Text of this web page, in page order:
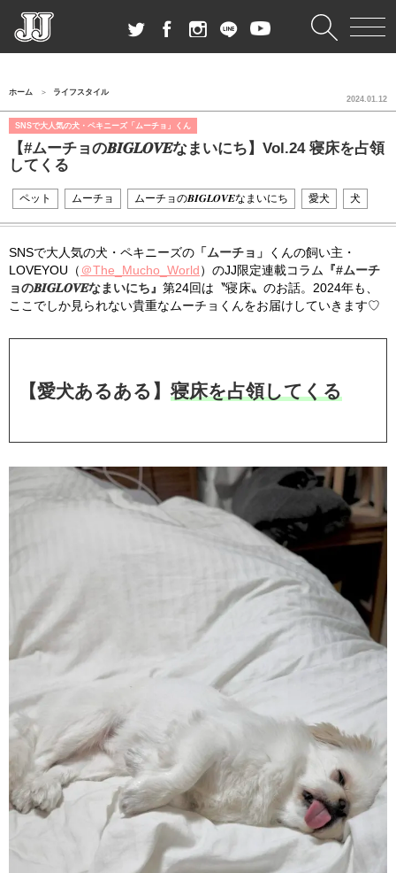
ホーム ライフスタイル
SNSで大人気の犬・ペキニーズ「ムーチョ」くん
【#ムーチョの𝑩𝑰𝑮𝑳𝑶𝑽𝑬なまいにち】Vol.24 寝床を占領
してくる
2024.01.12
ペット ムーチョ ムーチョの𝑩𝑰𝑮𝑳𝑶𝑽𝑬なまいにち 愛犬 犬
SNSで大人気の犬・ペキニーズの 「ムーチョ」
くんの飼い主・
LOVEYOU（ ＠The_Mucho_World ）のJJ限定連載コラム 『#ムーチ
ョの𝑩𝑰𝑮𝑳𝑶𝑽𝑬なまいにち』 第24回は〝寝床〟のお話。2024年も、
ここでしか見られない貴重なムーチョくんをお届けしていきます♡
【愛犬あるある】寝床を占領してくる